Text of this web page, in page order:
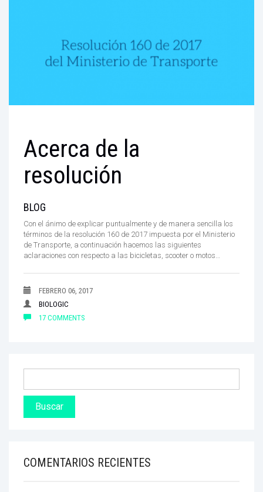
Acerca de la
resolución
BLOG
Con el ánimo de explicar puntualmente y de manera sencilla los
términos de la resolución 160 de 2017 impuesta por el Ministerio
de Transporte, a continuación hacemos las siguientes
aclaraciones con respecto a las bicicletas, scooter o motos…
FEBRERO 06, 2017
BIOLOGIC
17 COMMENTS
COMENTARIOS RECIENTES